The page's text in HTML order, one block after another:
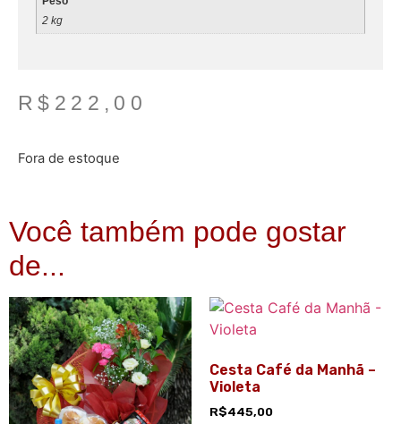
2 kg
R$ 222,00
Fora de estoque
Você também pode gostar
de...
Cesta Café da Manhã –
Violeta
R$445,00